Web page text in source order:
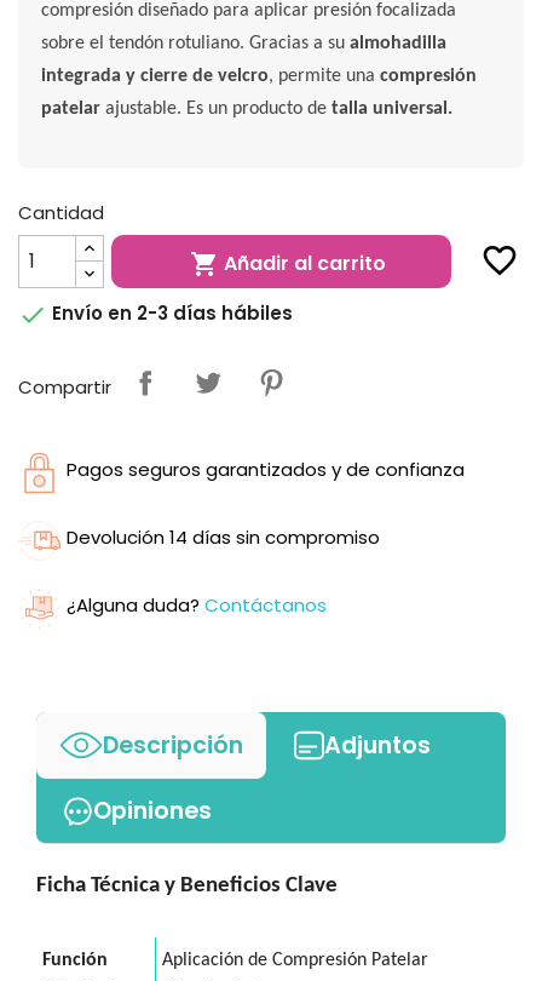
compresión diseñado para aplicar presión focalizada
sobre el tendón rotuliano. Gracias a sualmohadilla
integrada y cierre de velcro, permite unacompresión
patelar ajustable. Es un producto detalla universal.
Cantidad
 Añadir al carrito favorite_border
 Envío en 2-3 días hábiles
Compartir
Pagos seguros garantizados y de confianza
Devolución 14 días sin compromiso
¿Alguna duda? Contáctanos
Descripción
Adjuntos
Opiniones
Ficha Técnica y Beneficios Clave
Función
Aplicación de Compresión Patelar